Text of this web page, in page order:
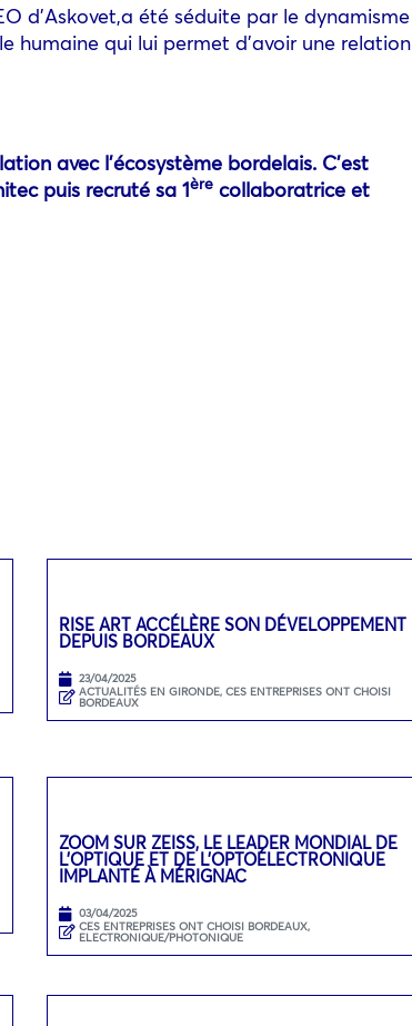
d’Askovet,a été séduite par le dynamisme
humaine qui lui permet d’avoir une relation
avec l’écosystème bordelais. C’est
puis recruté sa 1ère collaboratrice et
RISE ART ACCÉLÈRE SON DÉVELOPPEMENT
DEPUIS BORDEAUX
23/04/2025
ACTUALITÉS EN GIRONDE, CES ENTREPRISES ONT CHOISI
BORDEAUX
ZOOM SUR ZEISS, LE LEADER MONDIAL DE
L’OPTIQUE ET DE L’OPTOÉLECTRONIQUE
IMPLANTÉ À MÉRIGNAC
03/04/2025
CES ENTREPRISES ONT CHOISI BORDEAUX,
ELECTRONIQUE/PHOTONIQUE